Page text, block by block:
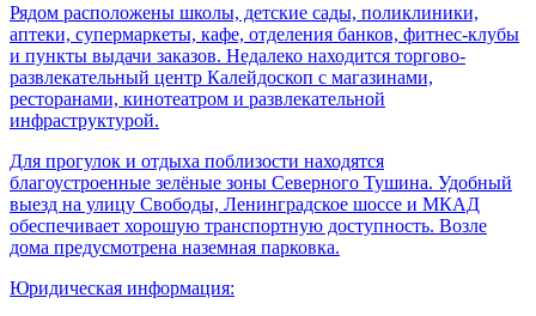
Рядом расположены школы, детские сады, поликлиники,
аптеки, супермаркеты, кафе, отделения банков, фитнес-клубы
и пункты выдачи заказов. Недалеко находится торгово-
развлекательный центр Калейдоскоп с магазинами,
ресторанами, кинотеатром и развлекательной
инфраструктурой.
Для прогулок и отдыха поблизости находятся
благоустроенные зелёные зоны Северного Тушина. Удобный
выезд на улицу Свободы, Ленинградское шоссе и МКАД
обеспечивает хорошую транспортную доступность. Возле
дома предусмотрена наземная парковка.
Юридическая информация: